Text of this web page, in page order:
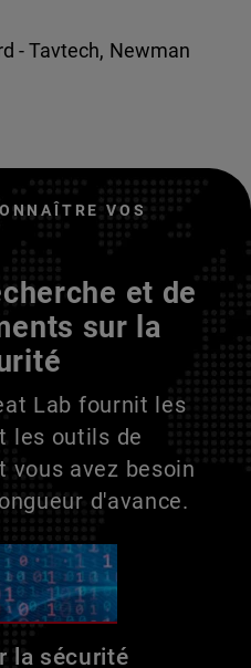
- Tavtech, Newman
VOS
et de
sur la
Lab fournit les
les outils de
vous avez besoin
d'avance.
la sécurité